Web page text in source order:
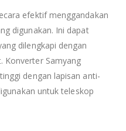
efektif menggandakan
digunakan. Ini dapat
dilengkapi dengan
Konverter Samyang
dengan lapisan anti-
untuk teleskop